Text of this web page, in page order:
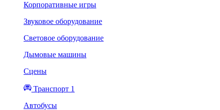
Корпоративные игры
Звуковое оборудование
Световое оборудование
Дымовые машины
Сцены
Транспорт 1
Автобусы